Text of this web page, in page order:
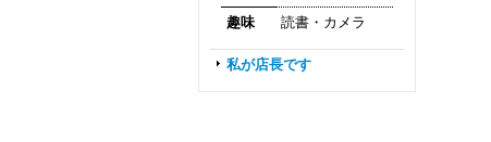
趣味
読書・カメラ
私が店長です